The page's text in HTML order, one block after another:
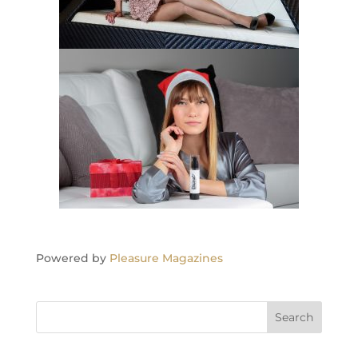
Powered by Pleasure Magazines